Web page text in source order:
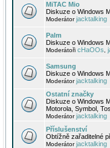
MiTAC Mio
Diskuze o Windows
Moderátorjacktalking
Palm
Diskuze o Windows
Moderátoři cHaOOs
Samsung
Diskuze o Windows
Moderátorjacktalking
Ostatní značky
Diskuze o Windows
Motorola, Symbol,
Moderátorjacktalking
Příslušenství
Obtížně zařaditelné
Moderátorjacktalking